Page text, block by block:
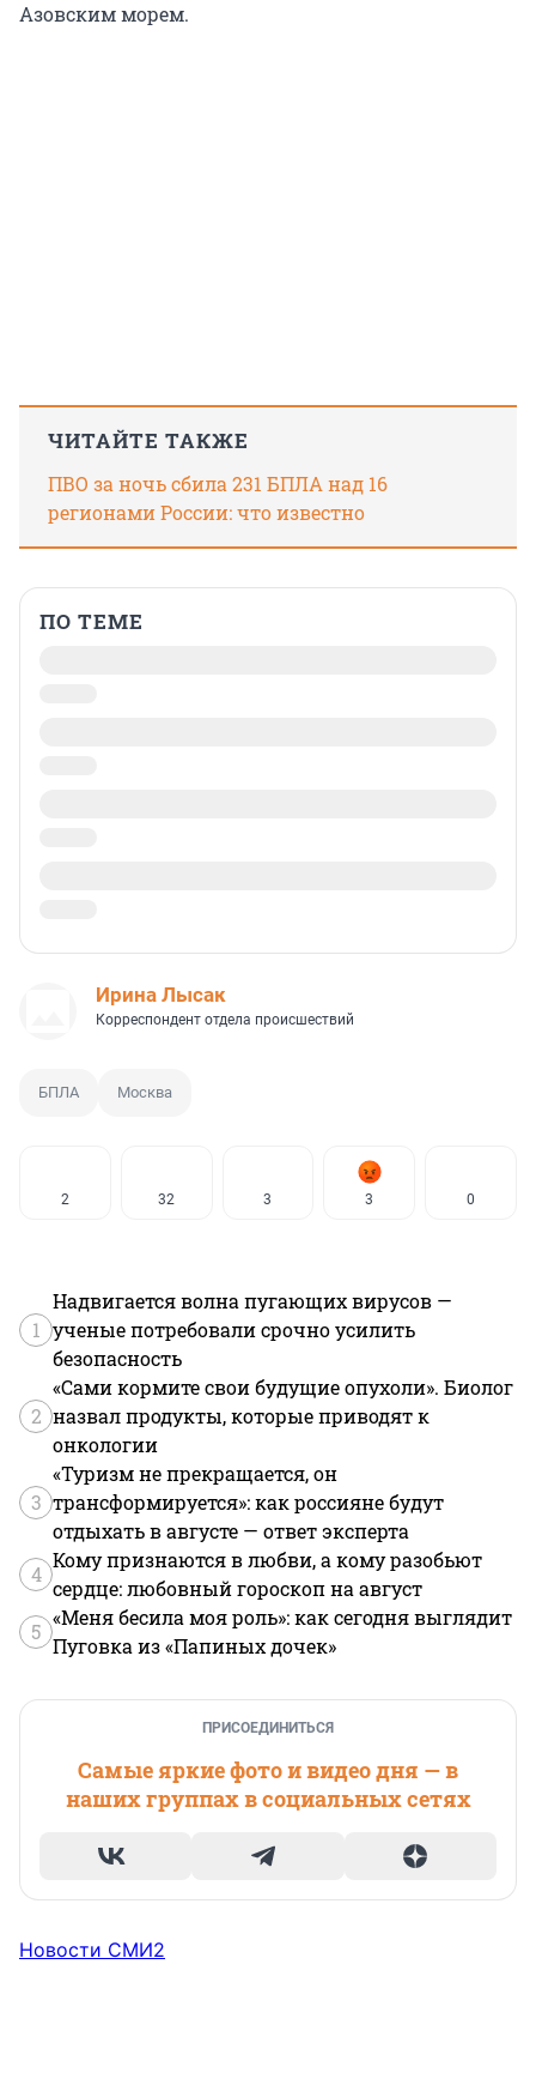
Азовским морем.
ЧИТАЙТЕ ТАКЖЕ
ПВО за ночь сбила 231 БПЛА над 16
регионами России: что известно
ПО ТЕМЕ
Ирина Лысак
Корреспондент отдела происшествий
БПЛА Москва
2 32 3 3 0
1
Надвигается волна пугающих вирусов —
ученые потребовали срочно усилить
безопасность
2
«Сами кормите свои будущие опухоли». Биолог
назвал продукты, которые приводят к
онкологии
3
«Туризм не прекращается, он
трансформируется»: как россияне будут
отдыхать в августе — ответ эксперта
4
Кому признаются в любви, а кому разобьют
сердце: любовный гороскоп на август
5
«Меня бесила моя роль»: как сегодня выглядит
Пуговка из «Папиных дочек»
ПРИСОЕДИНИТЬСЯ
Самые яркие фото и видео дня — в
наших группах в социальных сетях
Новости СМИ2